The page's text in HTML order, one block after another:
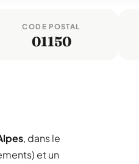
CODE POSTAL
01150
, dans le
et un